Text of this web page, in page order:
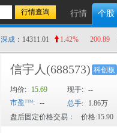
行情 个股
深成 ：14311.01 1.42% 200.89
信宇人 (688573) 科创板
均价: 15.69 现手: --
市盈
: -- 总手: 1.86万
盘后固定价格交易：
价格:15.90